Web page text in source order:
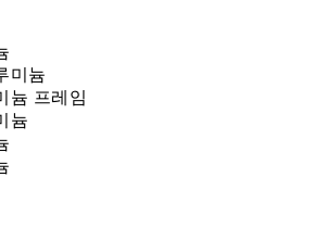
미늄
늄 프레임
늄